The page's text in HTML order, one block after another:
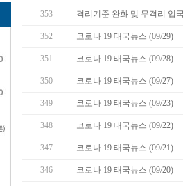
353 격리기준 완화 및 무격리 입
352 코로나 19 태국뉴스 (09/29)
351 코로나 19 태국뉴스 (09/28)
350 코로나 19 태국뉴스 (09/27)
349 코로나 19 태국뉴스 (09/23)
348 코로나 19 태국뉴스 (09/22)
347 코로나 19 태국뉴스 (09/21)
346 코로나 19 태국뉴스 (09/20)